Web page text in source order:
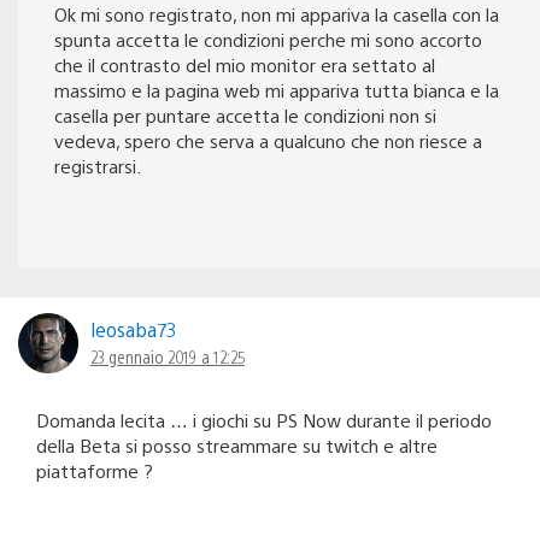
Ok mi sono registrato, non mi appariva la casella con la
spunta accetta le condizioni perche mi sono accorto
che il contrasto del mio monitor era settato al
massimo e la pagina web mi appariva tutta bianca e la
casella per puntare accetta le condizioni non si
vedeva, spero che serva a qualcuno che non riesce a
registrarsi.
leosaba73
23 gennaio 2019 a 12:25
Domanda lecita … i giochi su PS Now durante il periodo
della Beta si posso streammare su twitch e altre
piattaforme ?